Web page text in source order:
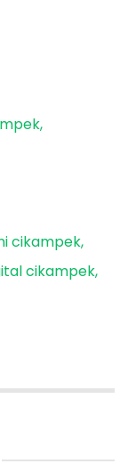
cikampek
cikampek